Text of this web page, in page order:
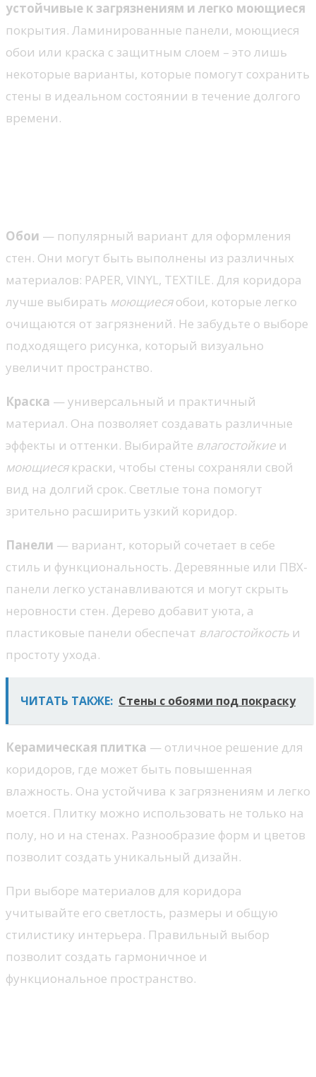
устойчивые к загрязнениям и легко моющиеся
покрытия. Ламинированные панели, моющиеся
обои или краска с защитным слоем – это лишь
некоторые варианты, которые помогут сохранить
стены в идеальном состоянии в течение долгого
времени.
Обои — популярный вариант для оформления
стен. Они могут быть выполнены из различных
материалов: PAPER, VINYL, TEXTILE. Для коридора
лучше выбирать моющиесяобои, которые легко
очищаются от загрязнений. Не забудьте о выборе
подходящего рисунка, который визуально
увеличит пространство.
Краска — универсальный и практичный
материал. Она позволяет создавать различные
эффекты и оттенки. Выбирайте влагостойкие и
моющиесякраски, чтобы стены сохраняли свой
вид на долгий срок. Светлые тона помогут
зрительно расширить узкий коридор.
Панели — вариант, который сочетает в себе
стиль и функциональность. Деревянные или ПВХ-
панели легко устанавливаются и могут скрыть
неровности стен. Дерево добавит уюта, а
пластиковые панели обеспечат влагостойкость и
простоту ухода.
ЧИТАТЬ ТАКЖЕ: Стены с обоями под покраску
Керамическая плитка — отличное решение для
коридоров, где может быть повышенная
влажность. Она устойчива к загрязнениям и легко
моется. Плитку можно использовать не только на
полу, но и на стенах. Разнообразие форм и цветов
позволит создать уникальный дизайн.
При выборе материалов для коридора
учитывайте его светлость, размеры и общую
стилистику интерьера. Правильный выбор
позволит создать гармоничное и
функциональное пространство.